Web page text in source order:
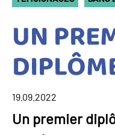
UN
19.09.2022
Un premier